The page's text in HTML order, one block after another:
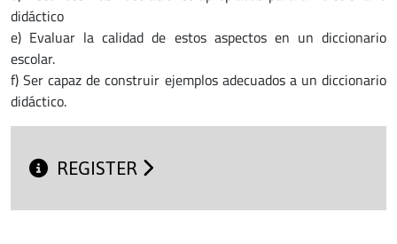
didáctico
e) Evaluar la calidad de estos aspectos en un diccionario
escolar.
f) Ser capaz de construir ejemplos adecuados a un diccionario
didáctico.
REGISTER